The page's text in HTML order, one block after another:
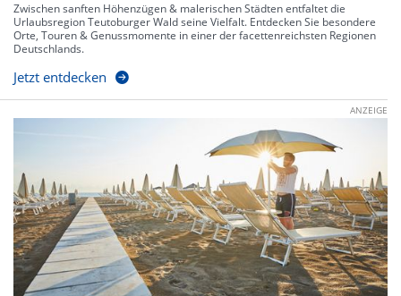
Zwischen sanften Höhenzügen & malerischen Städten entfaltet die
Urlaubsregion Teutoburger Wald seine Vielfalt. Entdecken Sie besondere
Orte, Touren & Genussmomente in einer der facettenreichsten Regionen
Deutschlands.
Jetzt entdecken
ANZEIGE